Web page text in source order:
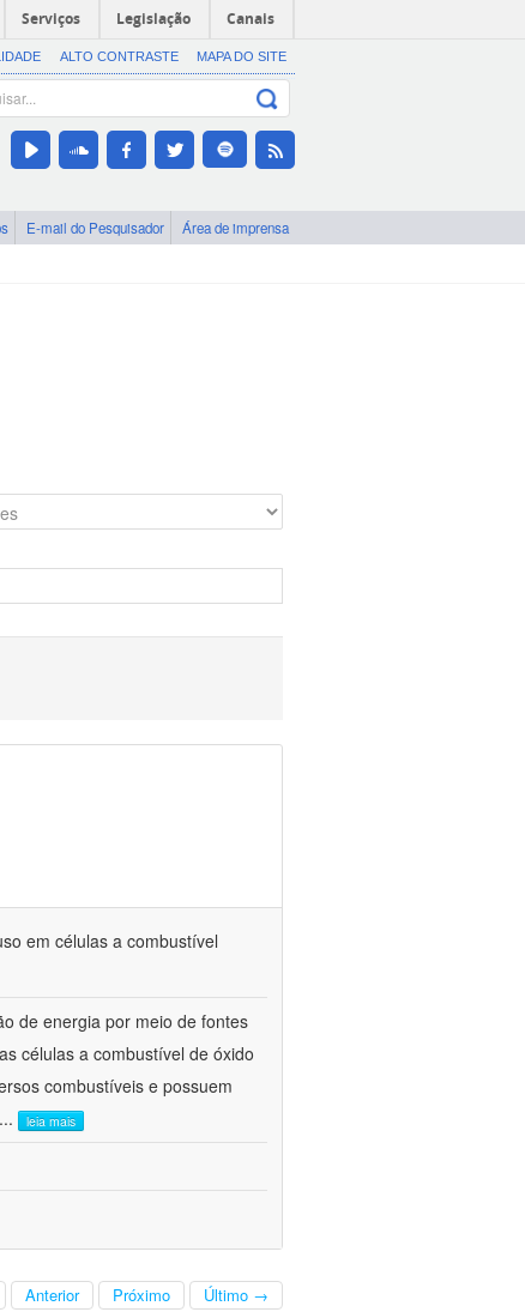
Serviços Legislação Canais
ALTO CONTRASTE MAPA DO SITE
E-mail do Pesquisador Área de imprensa
em células a combustível
de energia por meio de fontes
células a combustível de óxido
combustíveis e possuem
... leia mais
Anterior Próximo Último →